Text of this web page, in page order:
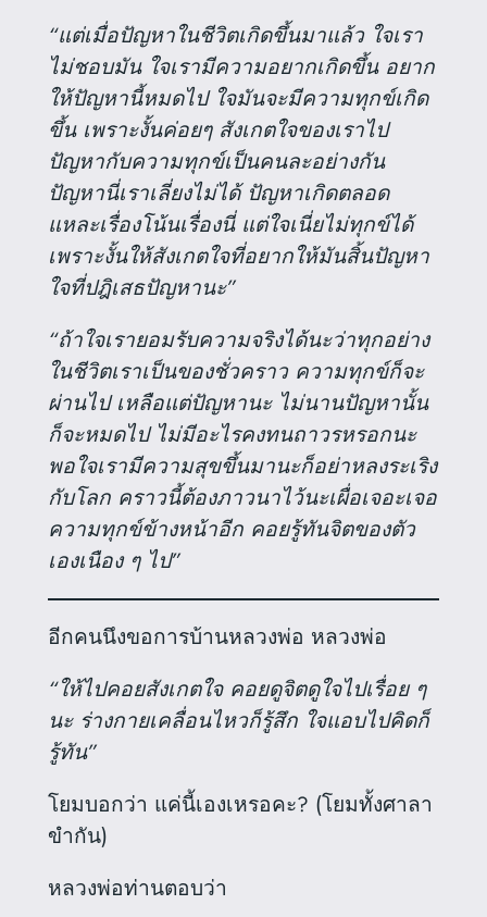
“แต่เมื่อปัญหาในชีวิตเกิดขึ้นมาแล้ว ใจเรา
ไม่ชอบมัน ใจเรามีความอยากเกิดขึ้น อยาก
ให้ปัญหานี้หมดไป ใจมันจะมีความทุกข์เกิด
ขึ้น เพราะงั้นค่อยๆ สังเกตใจของเราไป
ปัญหากับความทุกข์เป็นคนละอย่างกัน
ปัญหานี่เราเลี่ยงไม่ได้ ปัญหาเกิดตลอด
แหละเรื่องโน้นเรื่องนี่ แต่ใจเนี่ยไม่ทุกข์ได้
เพราะงั้นให้สังเกตใจที่อยากให้มันสิ้นปัญหา
ใจที่ปฎิเสธปัญหานะ”
“ถ้าใจเรายอมรับความจริงได้นะว่าทุกอย่าง
ในชีวิตเราเป็นของชั่วคราว ความทุกข์ก็จะ
ผ่านไป เหลือแต่ปัญหานะ ไม่นานปัญหานั้น
ก็จะหมดไป ไม่มีอะไรคงทนถาวรหรอกนะ
พอใจเรามีความสุขขึ้นมานะก็อย่าหลงระเริง
กับโลก คราวนี้ต้องภาวนาไว้นะเผื่อเจอะเจอ
ความทุกข์ข้างหน้าอีก คอยรู้ทันจิตของตัว
เองเนือง ๆ ไป”
อีกคนนึงขอการบ้านหลวงพ่อ หลวงพ่อ
“ให้ไปคอยสังเกตใจ คอยดูจิตดูใจไปเรื่อย ๆ
นะ ร่างกายเคลื่อนไหวก็รู้สึก ใจแอบไปคิดก็
รู้ทัน”
โยมบอกว่า แค่นี้เองเหรอคะ? (โยมทั้งศาลา
ขำกัน)
หลวงพ่อท่านตอบว่า